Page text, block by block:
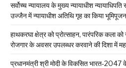
सर्वोच्च न्यायालय के मुख्‍य न्‍यायाधीश
उज्जैन में न्यायाधीश अतिथि गृह का किया भूमिपूजन
हाथकरघा क्षेत्र को प्रोत्साहन, पारंपरिक कला
रोजगार के अवसर उपलब्धर करवाने की दिशा में
प्रधानमंत्री श्री मोदी के विकसित भारत-2047